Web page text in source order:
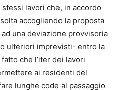
lavori che, in accordo
accogliendo la proposta
una deviazione provvisoria
ulteriori imprevisti- entro la
che l’iter dei lavori
ai residenti del
lunghe code al passaggio